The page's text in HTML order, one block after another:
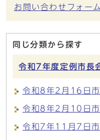
お問い合わせフォーム
同じ分類から探す
令和7年度定例市長
令和8年2月16日市
令和8年2月10日市
令和7年11月7日市